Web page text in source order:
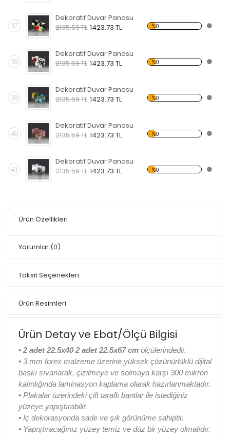
37
Dekoratif Duvar Panosu
2135.59 TL 1423.73 TL %0
38
Dekoratif Duvar Panosu
2135.59 TL 1423.73 TL %0
39
Dekoratif Duvar Panosu
2135.59 TL 1423.73 TL %0
40
Dekoratif Duvar Panosu
2135.59 TL 1423.73 TL %0
41
Dekoratif Duvar Panosu
2135.59 TL 1423.73 TL %0
Ürün Özellikleri
Yorumlar (0)
Taksit Seçenekleri
Ürün Resimleri
Ürün Detay ve Ebat/Ölçü Bilgisi
• 2 adet 22.5x40 2 adet 22.5x67 cm ölçülerindedir.
• 3 mm forex malzeme üzerine yüksek çözünürlüklü dijital
baskı sıvanarak, çizilmeye ve solmaya karşı 300 mikron
kalınlığında laminasyon kaplama olarak hazırlanmaktadır.
• Plakalar üzerindeki çift taraflı bantlar ile istediğiniz
yüzeye yapıştırabilir.
• İç dekorasyonda sade ve şık görünüme sahiptir.
• Yapıştıracağınız yüzey temiz ve düz bir yüzey olmalıdır.